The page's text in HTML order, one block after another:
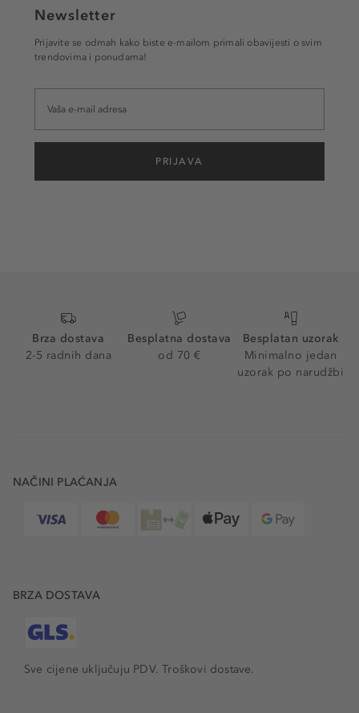
Newsletter
Prijavite se odmah kako biste e-mailom primali obavijesti o svim
trendovima i ponudama!
PRIJAVA
Brza dostava
2-5 radnih dana
Besplatna dostava
od 70 €
Besplatan uzorak
Minimalno jedan
uzorak po narudžbi
NAČINI PLAĆANJA
BRZA DOSTAVA
Sve cijene uključuju PDV.Troškovi dostave.